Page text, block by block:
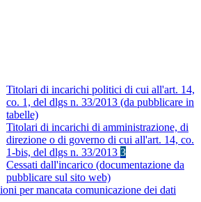
Titolari di incarichi politici di cui all'art. 14,
co. 1, del dlgs n. 33/2013 (da pubblicare in
tabelle)
Titolari di incarichi di amministrazione, di
direzione o di governo di cui all'art. 14, co.
1-bis, del dlgs n. 33/2013 3
Cessati dall'incarico (documentazione da
pubblicare sul sito web)
per mancata comunicazione dei dati